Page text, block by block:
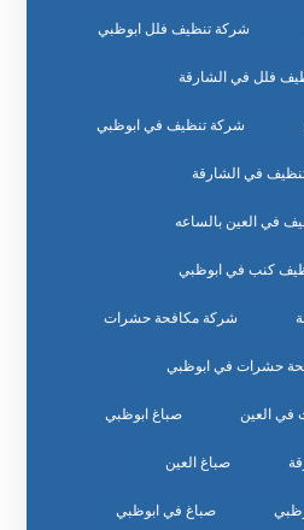
شركة تنظيف فلل ابوظبي
فلل في الشارقة
شركة تنظيف في ابوظبي
في الشارقة
في العين بالساعه
كنب في ابوظبي
شركة مكافحة حشرات
حشرات في ابوظبي
العين صباغ ابوظبي
صباغ العين
صباغ في ابوظبي